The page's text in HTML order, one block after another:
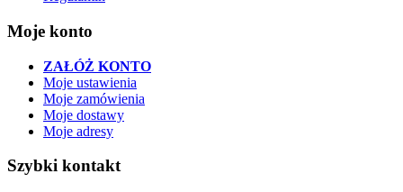
Moje konto
ZAŁÓŻ KONTO
Moje ustawienia
Moje zamówienia
Moje dostawy
Moje adresy
Szybki kontakt